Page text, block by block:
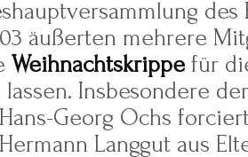
äußerten mehrere
Weihnachtskrippe für
Insbesondere
Georg Ochs
Langgut aus